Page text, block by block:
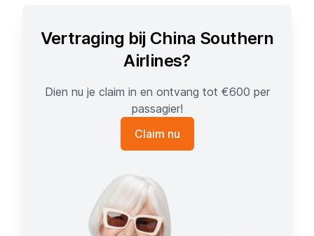
Vertraging bij China Southern
Airlines?
Dien nu je claim in en ontvang tot €600 per
passagier!
Claim nu